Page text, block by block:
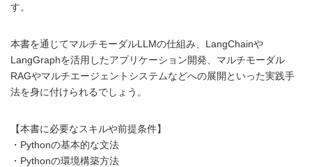
す。
本書を通じてマルチモーダルLLMの仕組み、LangChainや
LangGraphを活用したアプリケーション開発、マルチモーダル
RAGやマルチエージェントシステムなどへの展開といった実践手
法を身に付けられるでしょう。
【本書に必要なスキルや前提条件】
・Pythonの基本的な文法
・Pythonの環境構築方法